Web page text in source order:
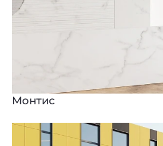
Монтис